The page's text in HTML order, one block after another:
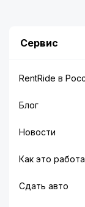
Сервис
RentRide в
Блог
Новости
Как это
Сдать авто